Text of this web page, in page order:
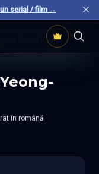
serial / film →
Yeong Dang
în română